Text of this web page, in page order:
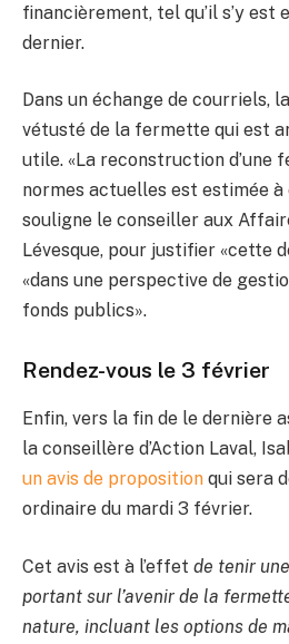
financièrement, tel qu’il s’y est
dernier.
Dans un échange de courriels,
vétusté de la fermette qui est
utile. «La reconstruction d’une
normes actuelles est estimée à
souligne le conseiller aux
Lévesque, pour justifier «cette
«dans une perspective de
fonds publics».
Rendez-vous le 3 février
Enfin, vers la fin de le dernière
la conseillère d’Action Laval,
un avis de proposition qui sera
ordinaire du mardi 3 février.
Cet avis est à l’effet de tenir
portant sur l’avenir de la
nature, incluant les options de